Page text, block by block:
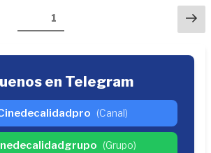
1
en Telegram
(Canal)
(Grupo)